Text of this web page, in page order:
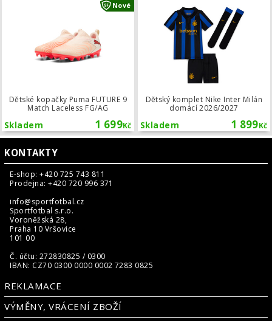
Dětské kopačky Puma FUTURE 9
Match Laceless FG/AG
1 699Kč
Skladem
Nové
Dětský komplet Nike Inter Milán
domácí 2026/2027
1 899Kč
Skladem
KONTAKTY
E-shop: +420 725 743 811
Prodejna: +420 720 996 371
info@sportfotbal.cz
Sportfotbal s.r.o.
Voroněžská 28,
Praha 10 Vršovice
101 00
Č. účtu: 272830825 / 0300
IBAN: CZ70 0300 0000 0002 7283 0825
REKLAMACE
VÝMĚNY, VRÁCENÍ ZBOŽÍ